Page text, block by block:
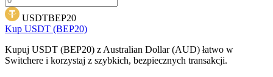
USDTBEP20
Kup USDT (BEP20)
Kupuj USDT (BEP20) z Australian Dollar (AUD) łatwo w
Switchere i korzystaj z szybkich, bezpiecznych transakcji.